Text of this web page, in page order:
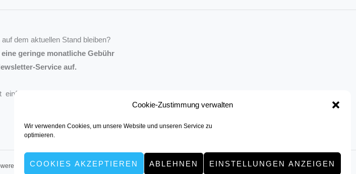
Cookie-Zustimmung verwalten
Wir verwenden Cookies, um unsere Website und unseren Service zu
optimieren.
COOKIES AKZEPTIEREN ABLEHNEN EINSTELLUNGEN ANZEIGEN
dem aktuellen Stand bleiben?
geringe monatliche Gebühr
Service auf.
einfach eine
by müller:kommunikation, Dortmund